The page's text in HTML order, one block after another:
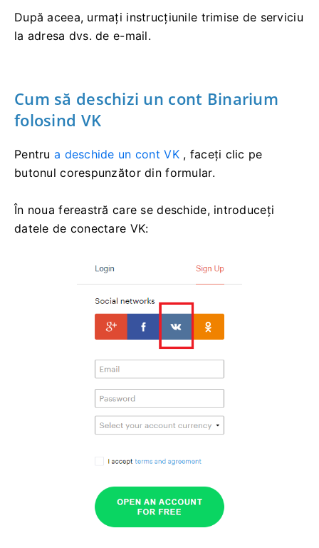
După aceea, urmați instrucțiunile trimise de serviciu
la adresa dvs. de e-mail.
Cum să deschizi un cont Binarium
folosind VK
Pentru a deschide un cont VK, faceți clic pe
butonul corespunzător din formular.
În noua fereastră care se deschide, introduceți
datele de conectare VK: